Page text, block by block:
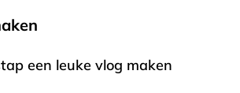
een leuke vlog maken